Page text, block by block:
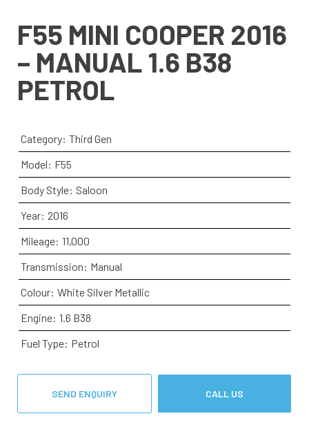
F55 MINI COOPER 2016
– MANUAL 1.6 B38
PETROL
Category: Third Gen
Model: F55
Body Style: Saloon
Year: 2016
Mileage: 11,000
Transmission: Manual
Colour: White Silver Metallic
Engine: 1.6 B38
Fuel Type: Petrol
SEND ENQUIRY CALL US